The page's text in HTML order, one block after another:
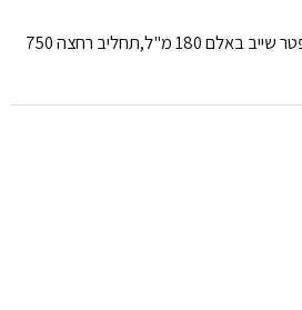
מכיל מבשם גוף 250 מ"ל,אפטר שייב באלם 180 מ"ל,תחליב רחצה 750